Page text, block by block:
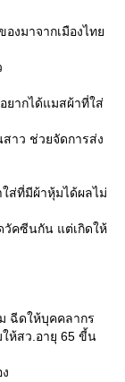
องมาจากเมืองไท
ยากได้แมสผ้าที่ใส่
าว ช่วยจัดการส่ง
ส่ที่มีผ้าหุ้มได้ผลไม่
วัคซีนกัน แต่เกิดให้
ฉีดให้บุคคลากร
ห้สว.อายุ 65 ขี้น